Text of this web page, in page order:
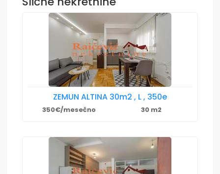
ZEMUN ALTINA 30m2 , L , 350e
350€/mesečno 30 m2